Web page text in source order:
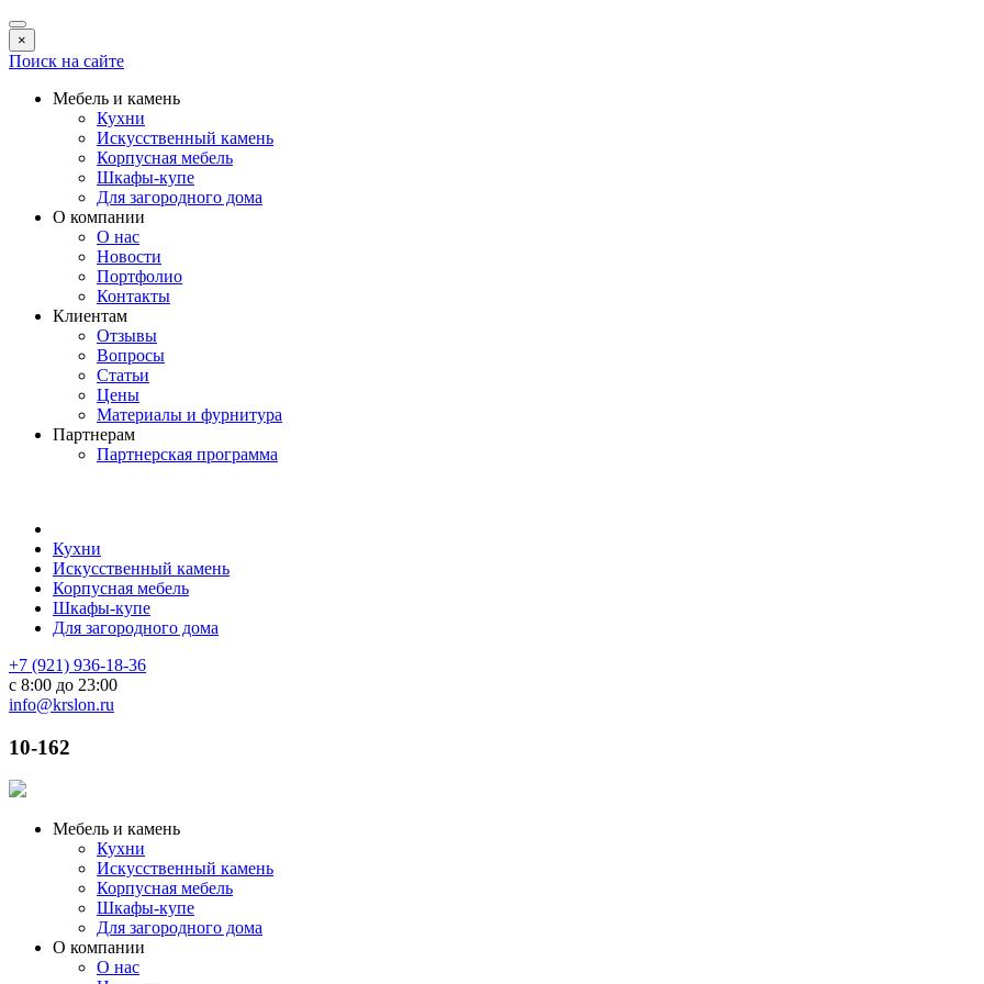
×
Поиск на сайте
Мебель и камень
Кухни
Искусственный камень
Корпусная мебель
Шкафы-купе
Для загородного дома
О компании
О нас
Новости
Портфолио
Контакты
Клиентам
Отзывы
Вопросы
Статьи
Цены
Материалы и фурнитура
Партнерам
Партнерская программа
Кухни
Искусственный камень
Корпусная мебель
Шкафы-купе
Для загородного дома
+7 (921) 936-18-36
с 8:00 до 23:00
info@krslon.ru
10-162
Мебель и камень
Кухни
Искусственный камень
Корпусная мебель
Шкафы-купе
Для загородного дома
О компании
О нас